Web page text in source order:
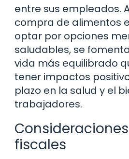
entre sus empleados.
compra de alimentos
optar por opciones
saludables, se
vida más equilibrado
tener impactos
plazo en la salud y el
trabajadores.
fiscales